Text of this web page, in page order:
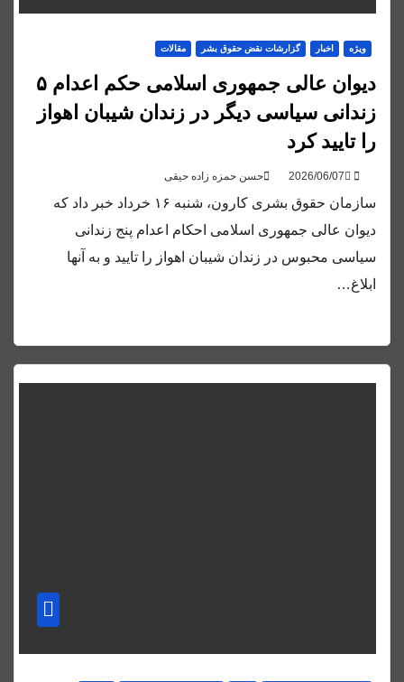
ویژه اخبار گزارشات نقض حقوق بشر مقالات
دیوان عالی جمهوری اسلامی حکم اعدام ۵
زندانی سیاسی دیگر در زندان شیبان اهواز
را تایید کرد
حسن حمزه زاده حیقی
سازمان حقوق بشری کارون، شنبه ۱۶ خرداد خبر داد که
دیوان عالی جمهوری اسلامی احکام اعدام پنج زندانی
سیاسی محبوس در زندان شیبان اهواز را تایید و به آنها
ابلاغ…